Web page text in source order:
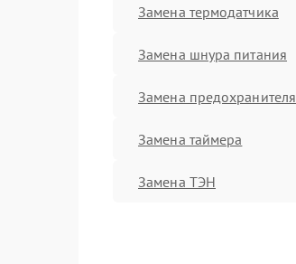
Замена термодатчика
Замена шнура питания
Замена предохранителя
Замена таймера
Замена ТЭН